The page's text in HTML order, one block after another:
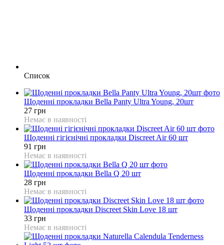
Список
Щоденні прокладки Bella Panty Ultra Young, 20шт
27 грн
Немає в наявності
Щоденні гігієнічні прокладки Discreet Air 60 шт
91 грн
Немає в наявності
Щоденні прокладки Bella Q 20 шт
28 грн
Немає в наявності
Щоденні прокладки Discreet Skin Love 18 шт
33 грн
Немає в наявності